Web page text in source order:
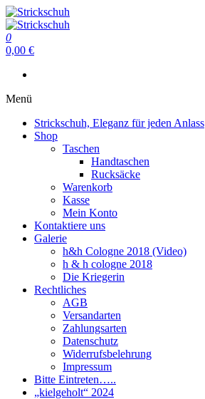
Zum
Inhalt
springen
Strickschuh
Strickschuh
0
0,00 €
Menü
Strickschuh, Eleganz für jeden Anlass
Shop
Taschen
Handtaschen
Rucksäcke
Warenkorb
Kasse
Mein Konto
Kontaktiere uns
Galerie
h&h Cologne 2018 (Video)
h & h cologne 2018
Die Kriegerin
Rechtliches
AGB
Versandarten
Zahlungsarten
Datenschutz
Widerrufsbelehrung
Impressum
Bitte Eintreten…..
„kielgeholt“ 2024